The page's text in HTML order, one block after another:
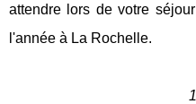
attendre lors de votre
l'année à La Rochelle.